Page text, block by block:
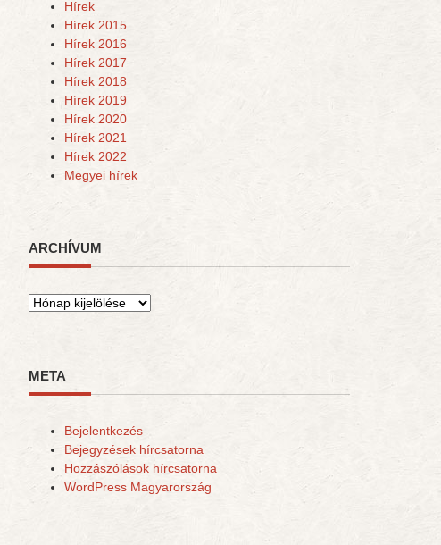
Hírek
Hírek 2015
Hírek 2016
Hírek 2017
Hírek 2018
Hírek 2019
Hírek 2020
Hírek 2021
Hírek 2022
Megyei hírek
ARCHÍVUM
Archívum
META
Bejelentkezés
Bejegyzések hírcsatorna
Hozzászólások hírcsatorna
WordPress Magyarország